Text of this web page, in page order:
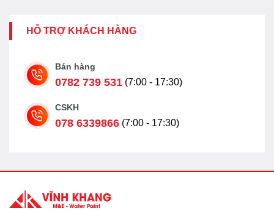
HỖ TRỢ KHÁCH HÀNG
Bán hàng
0782 739 531 (7:00 - 17:30)
CSKH
078 6339866 (7:00 - 17:30)